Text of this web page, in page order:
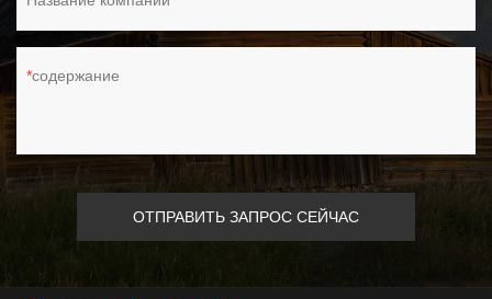
содержание
ОТПРАВИТЬ ЗАПРОС СЕЙЧАС